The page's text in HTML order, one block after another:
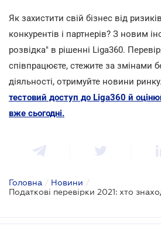
Як захистити свій бізнес від
конкурентів і партнерів? З новим
розвідка" в рішенні Liga360.
співпрацюєте, стежите за змінами
діяльності, отримуйте новини ринку.
тестовий доступ до Liga360 й
вже сьогодні.
Головна / Новини /